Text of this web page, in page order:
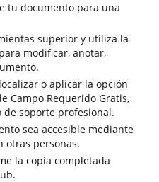
tu documento para una
superior y utiliza la
modificar, anotar,
o aplicar la opción
Campo Requerido Gratis,
soporte profesional.
sea accesible mediante
otras personas.
la copia completada